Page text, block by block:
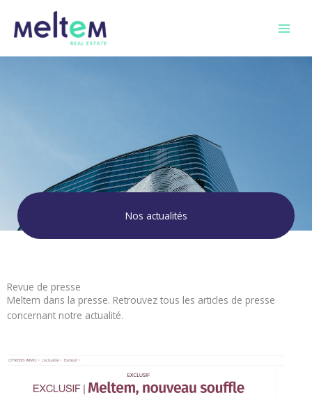
content
Nos actualités
Revue de presse
Meltem dans la presse. Retrouvez tous les articles de presse
concernant notre actualité.